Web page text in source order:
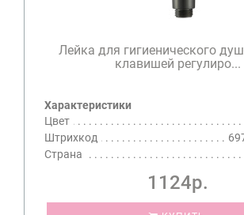
Лейка для гигиенического
клавишей регулиро...
Характеристики
Цвет
Штрихкод
Страна
1124р.